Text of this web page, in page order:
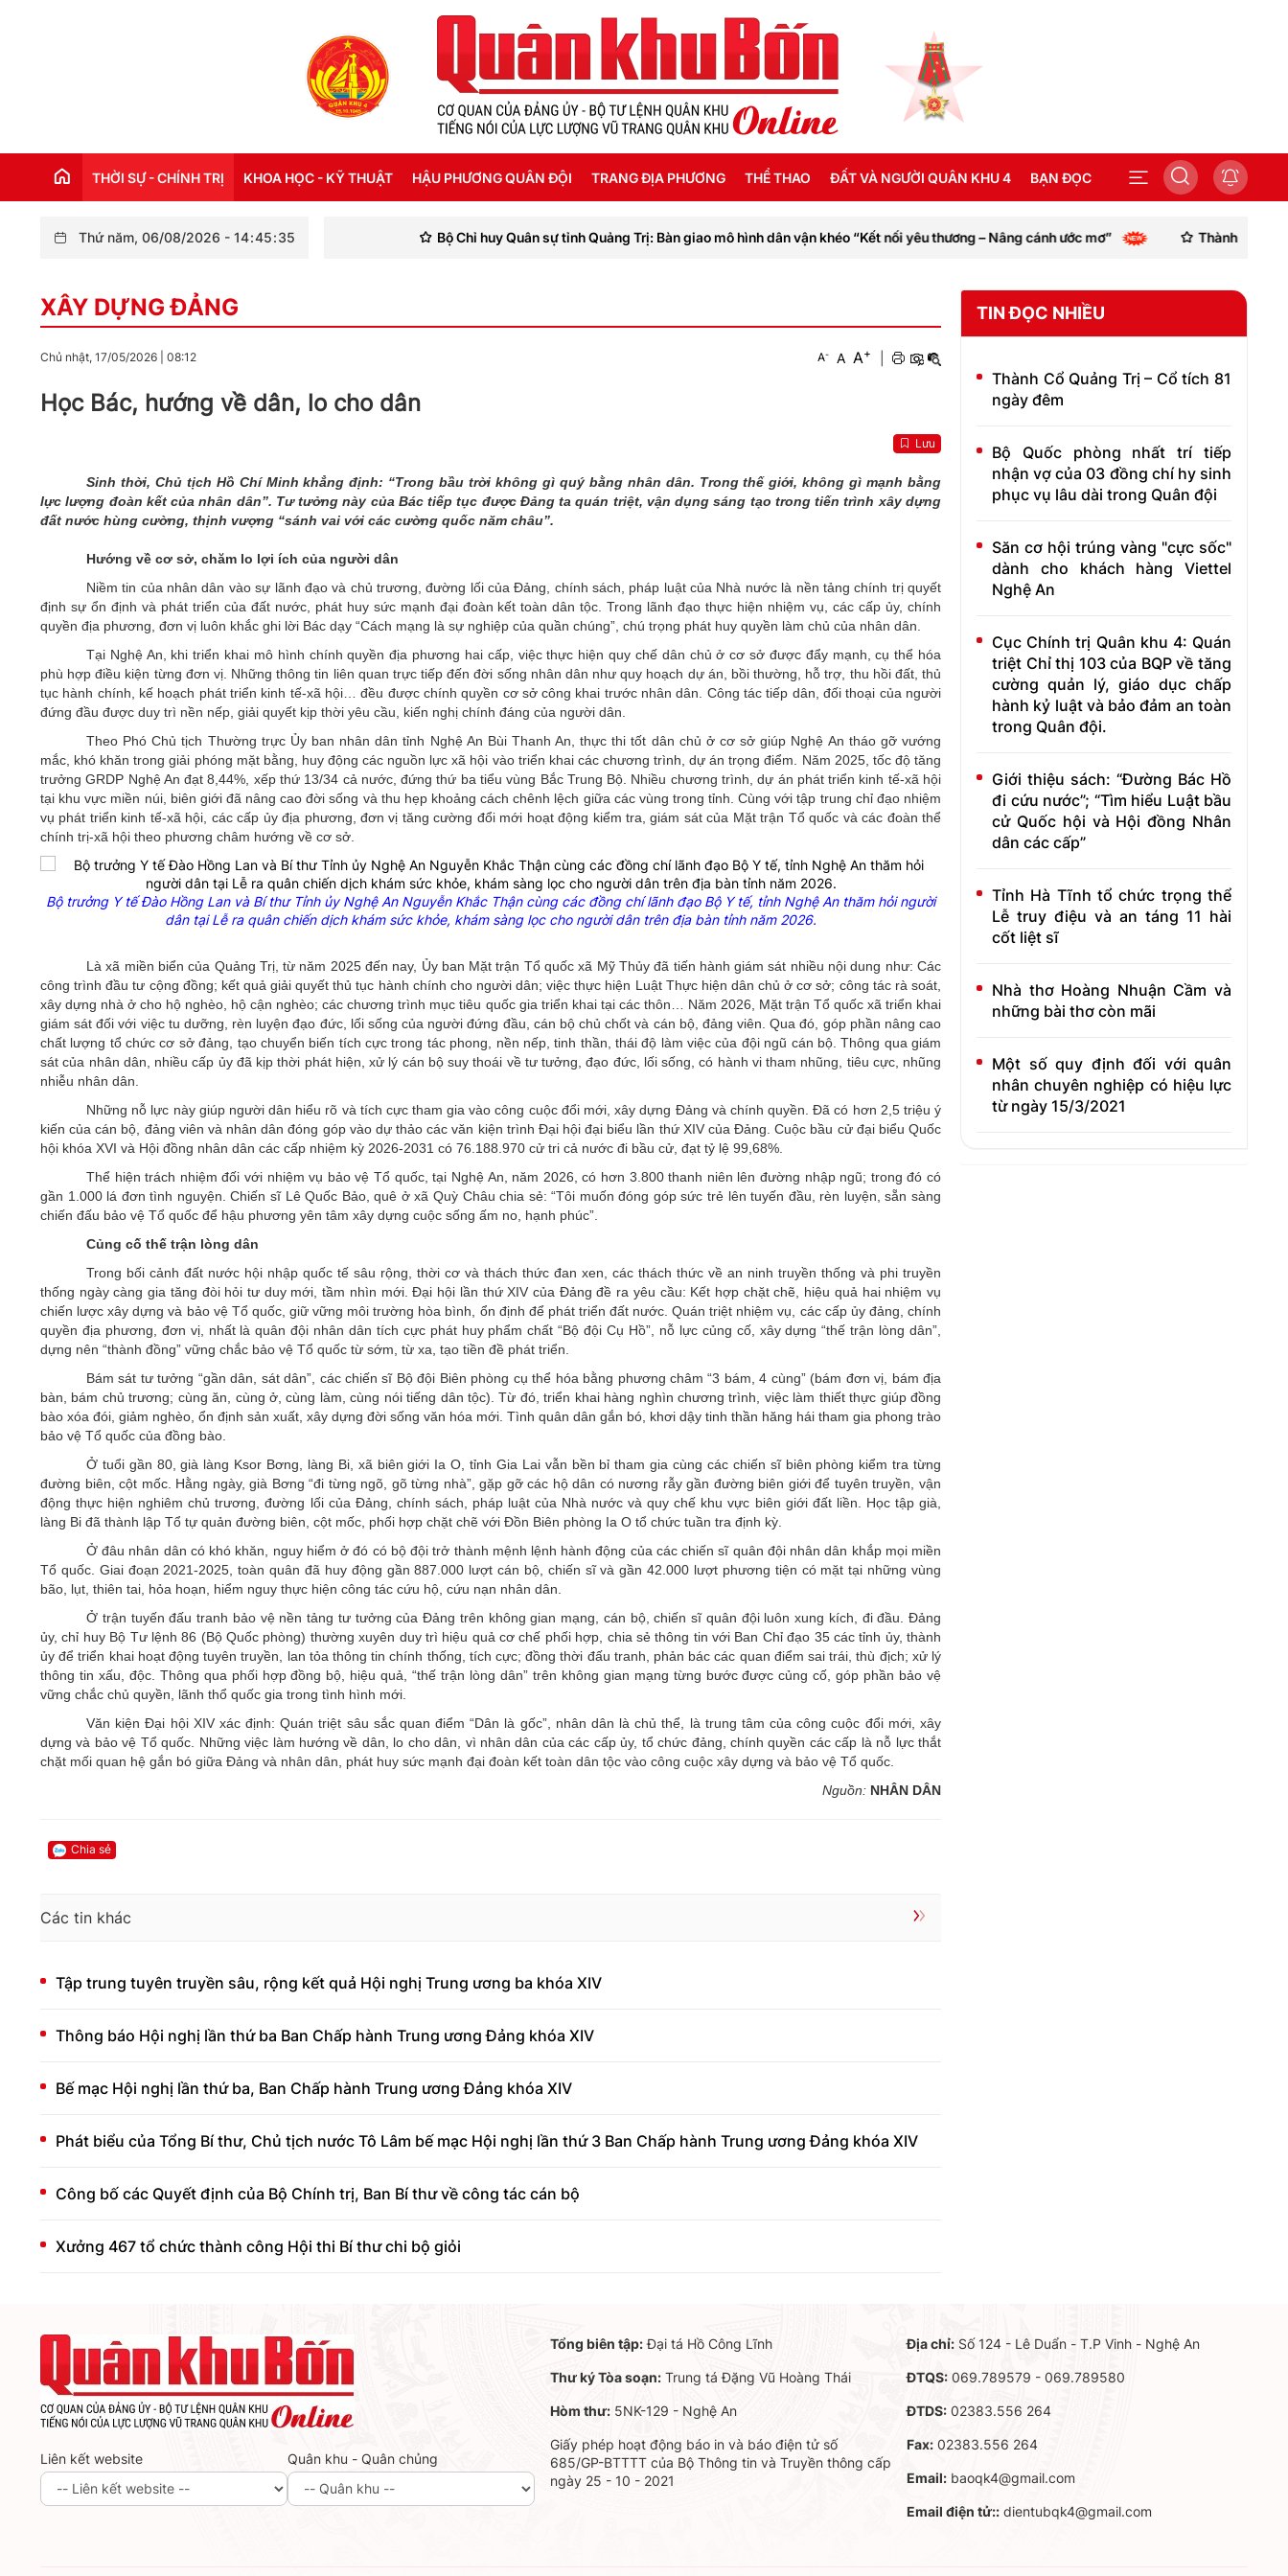
THỜI SỰ - CHÍNH TRỊ
THỜI SỰ QUỐC TẾ
KỶ NIỆM 110 NĂM NGÀY BÁC HỒ RA ĐI
CHÀO MỪNG KỶ NIỆM 75 NĂM NGÀY
TRUYỀN THỐNG LỰC LƯỢNG VŨ TRANG
QUÂN KHU 4 (15/10/1945 - 15/10/2020)
KHOA HỌC - KỸ THUẬT HẬU PHƯƠNG QUÂN ĐỘI TRANG ĐỊA PHƯƠNG THỂ THAO ĐẤT VÀ NGƯỜI QUÂN KHU 4 BẠN ĐỌC
Thứ năm, 06/08/2026 - 14:45:36 Bộ Chỉ huy Quân sự tỉnh Quảng Trị: Bàn giao mô hình dân vận khéo “Kết nối yêu thương – Nâng cánh ước mơ” Thành phố Huế
XÂY DỰNG ĐẢNG
Chủ nhật, 17/05/2026 08:12 A- A A+
Học Bác, hướng về dân, lo cho dân
Lưu
Sinh thời, Chủ tịch Hồ Chí Minh khẳng định: “Trong bầu trời không gì quý bằng nhân dân. Trong thế giới, không gì mạnh bằng
lực lượng đoàn kết của nhân dân”. Tư tưởng này của Bác tiếp tục được Đảng ta quán triệt, vận dụng sáng tạo trong tiến trình xây dựng
đất nước hùng cường, thịnh vượng “sánh vai với các cường quốc năm châu”.
Hướng về cơ sở, chăm lo lợi ích của người dân
Niềm tin của nhân dân vào sự lãnh đạo và chủ trương, đường lối của Đảng, chính sách, pháp luật của Nhà nước là nền tảng chính trị quyết
định sự ổn định và phát triển của đất nước, phát huy sức mạnh đại đoàn kết toàn dân tộc. Trong lãnh đạo thực hiện nhiệm vụ, các cấp ủy, chính
quyền địa phương, đơn vị luôn khắc ghi lời Bác dạy “Cách mạng là sự nghiệp của quần chúng”, chú trọng phát huy quyền làm chủ của nhân dân.
Tại Nghệ An, khi triển khai mô hình chính quyền địa phương hai cấp, việc thực hiện quy chế dân chủ ở cơ sở được đẩy mạnh, cụ thể hóa
phù hợp điều kiện từng đơn vị. Những thông tin liên quan trực tiếp đến đời sống nhân dân như quy hoạch dự án, bồi thường, hỗ trợ, thu hồi đất, thủ
tục hành chính, kế hoạch phát triển kinh tế-xã hội… đều được chính quyền cơ sở công khai trước nhân dân. Công tác tiếp dân, đối thoại của người
đứng đầu được duy trì nền nếp, giải quyết kịp thời yêu cầu, kiến nghị chính đáng của người dân.
Theo Phó Chủ tịch Thường trực Ủy ban nhân dân tỉnh Nghệ An Bùi Thanh An, thực thi tốt dân chủ ở cơ sở giúp Nghệ An tháo gỡ vướng
mắc, khó khăn trong giải phóng mặt bằng, huy động các nguồn lực xã hội vào triển khai các chương trình, dự án trọng điểm. Năm 2025, tốc độ tăng
trưởng GRDP Nghệ An đạt 8,44%, xếp thứ 13/34 cả nước, đứng thứ ba tiểu vùng Bắc Trung Bộ. Nhiều chương trình, dự án phát triển kinh tế-xã hội
tại khu vực miền núi, biên giới đã nâng cao đời sống và thu hẹp khoảng cách chênh lệch giữa các vùng trong tỉnh. Cùng với tập trung chỉ đạo nhiệm
vụ phát triển kinh tế-xã hội, các cấp ủy địa phương, đơn vị tăng cường đổi mới hoạt động kiểm tra, giám sát của Mặt trận Tổ quốc và các đoàn thể
chính trị-xã hội theo phương châm hướng về cơ sở.
Bộ trưởng Y tế Đào Hồng Lan và Bí thư Tỉnh ủy Nghệ An Nguyễn Khắc Thận cùng các đồng chí lãnh đạo Bộ Y tế, tỉnh Nghệ An thăm hỏi người
dân tại Lễ ra quân chiến dịch khám sức khỏe, khám sàng lọc cho người dân trên địa bàn tỉnh năm 2026.
Là xã miền biển của Quảng Trị, từ năm 2025 đến nay, Ủy ban Mặt trận Tổ quốc xã Mỹ Thủy đã tiến hành giám sát nhiều nội dung như: Các
công trình đầu tư cộng đồng; kết quả giải quyết thủ tục hành chính cho người dân; việc thực hiện Luật Thực hiện dân chủ ở cơ sở; công tác rà soát,
xây dựng nhà ở cho hộ nghèo, hộ cận nghèo; các chương trình mục tiêu quốc gia triển khai tại các thôn… Năm 2026, Mặt trận Tổ quốc xã triển khai
giám sát đối với việc tu dưỡng, rèn luyện đạo đức, lối sống của người đứng đầu, cán bộ chủ chốt và cán bộ, đảng viên. Qua đó, góp phần nâng cao
chất lượng tổ chức cơ sở đảng, tạo chuyển biến tích cực trong tác phong, nền nếp, tinh thần, thái độ làm việc của đội ngũ cán bộ. Thông qua giám
sát của nhân dân, nhiều cấp ủy đã kịp thời phát hiện, xử lý cán bộ suy thoái về tư tưởng, đạo đức, lối sống, có hành vi tham nhũng, tiêu cực, nhũng
nhiễu nhân dân.
Những nỗ lực này giúp người dân hiểu rõ và tích cực tham gia vào công cuộc đổi mới, xây dựng Đảng và chính quyền. Đã có hơn 2,5 triệu ý
kiến của cán bộ, đảng viên và nhân dân đóng góp vào dự thảo các văn kiện trình Đại hội đại biểu lần thứ XIV của Đảng. Cuộc bầu cử đại biểu Quốc
hội khóa XVI và Hội đồng nhân dân các cấp nhiệm kỳ 2026-2031 có 76.188.970 cử tri cả nước đi bầu cử, đạt tỷ lệ 99,68%.
Thể hiện trách nhiệm đối với nhiệm vụ bảo vệ Tổ quốc, tại Nghệ An, năm 2026, có hơn 3.800 thanh niên lên đường nhập ngũ; trong đó có
gần 1.000 lá đơn tình nguyện. Chiến sĩ Lê Quốc Bảo, quê ở xã Quỳ Châu chia sẻ: “Tôi muốn đóng góp sức trẻ lên tuyến đầu, rèn luyện, sẵn sàng
chiến đấu bảo vệ Tổ quốc để hậu phương yên tâm xây dựng cuộc sống ấm no, hạnh phúc”.
Củng cố thế trận lòng dân
Trong bối cảnh đất nước hội nhập quốc tế sâu rộng, thời cơ và thách thức đan xen, các thách thức về an ninh truyền thống và phi truyền
thống ngày càng gia tăng đòi hỏi tư duy mới, tầm nhìn mới. Đại hội lần thứ XIV của Đảng đề ra yêu cầu: Kết hợp chặt chẽ, hiệu quả hai nhiệm vụ
chiến lược xây dựng và bảo vệ Tổ quốc, giữ vững môi trường hòa bình, ổn định để phát triển đất nước. Quán triệt nhiệm vụ, các cấp ủy đảng, chính
quyền địa phương, đơn vị, nhất là quân đội nhân dân tích cực phát huy phẩm chất “Bộ đội Cụ Hồ”, nỗ lực củng cố, xây dựng “thế trận lòng dân”,
dựng nên “thành đồng” vững chắc bảo vệ Tổ quốc từ sớm, từ xa, tạo tiền đề phát triển.
Bám sát tư tưởng “gần dân, sát dân”, các chiến sĩ Bộ đội Biên phòng cụ thể hóa bằng phương châm “3 bám, 4 cùng” (bám đơn vị, bám địa
bàn, bám chủ trương; cùng ăn, cùng ở, cùng làm, cùng nói tiếng dân tộc). Từ đó, triển khai hàng nghìn chương trình, việc làm thiết thực giúp đồng
bào xóa đói, giảm nghèo, ổn định sản xuất, xây dựng đời sống văn hóa mới. Tình quân dân gắn bó, khơi dậy tinh thần hăng hái tham gia phong trào
bảo vệ Tổ quốc của đồng bào.
Ở tuổi gần 80, già làng Ksor Bơng, làng Bi, xã biên giới Ia O, tỉnh Gia Lai vẫn bền bỉ tham gia cùng các chiến sĩ biên phòng kiểm tra từng
đường biên, cột mốc. Hằng ngày, già Bơng “đi từng ngõ, gõ từng nhà”, gặp gỡ các hộ dân có nương rẫy gần đường biên giới để tuyên truyền, vận
động thực hiện nghiêm chủ trương, đường lối của Đảng, chính sách, pháp luật của Nhà nước và quy chế khu vực biên giới đất liền. Học tập già,
làng Bi đã thành lập Tổ tự quản đường biên, cột mốc, phối hợp chặt chẽ với Đồn Biên phòng Ia O tổ chức tuần tra định kỳ.
Ở đâu nhân dân có khó khăn, nguy hiểm ở đó có bộ đội trở thành mệnh lệnh hành động của các chiến sĩ quân đội nhân dân khắp mọi miền
Tổ quốc. Giai đoạn 2021-2025, toàn quân đã huy động gần 887.000 lượt cán bộ, chiến sĩ và gần 42.000 lượt phương tiện có mặt tại những vùng
bão, lụt, thiên tai, hỏa hoạn, hiểm nguy thực hiện công tác cứu hộ, cứu nạn nhân dân.
Ở trận tuyến đấu tranh bảo vệ nền tảng tư tưởng của Đảng trên không gian mạng, cán bộ, chiến sĩ quân đội luôn xung kích, đi đầu. Đảng
ủy, chỉ huy Bộ Tư lệnh 86 (Bộ Quốc phòng) thường xuyên duy trì hiệu quả cơ chế phối hợp, chia sẻ thông tin với Ban Chỉ đạo 35 các tỉnh ủy, thành
ủy để triển khai hoạt động tuyên truyền, lan tỏa thông tin chính thống, tích cực; đồng thời đấu tranh, phản bác các quan điểm sai trái, thù địch; xử lý
thông tin xấu, độc. Thông qua phối hợp đồng bộ, hiệu quả, “thế trận lòng dân” trên không gian mạng từng bước được củng cố, góp phần bảo vệ
vững chắc chủ quyền, lãnh thổ quốc gia trong tình hình mới.
Văn kiện Đại hội XIV xác định: Quán triệt sâu sắc quan điểm “Dân là gốc”, nhân dân là chủ thể, là trung tâm của công cuộc đổi mới, xây
dựng và bảo vệ Tổ quốc. Những việc làm hướng về dân, lo cho dân, vì nhân dân của các cấp ủy, tổ chức đảng, chính quyền các cấp là nỗ lực thắt
chặt mối quan hệ gắn bó giữa Đảng và nhân dân, phát huy sức mạnh đại đoàn kết toàn dân tộc vào công cuộc xây dựng và bảo vệ Tổ quốc.
Nguồn: NHÂN DÂN
Chia sẻ
Các tin khác
Tập trung tuyên truyền sâu, rộng kết quả Hội nghị Trung ương ba khóa XIV
Thông báo Hội nghị lần thứ ba Ban Chấp hành Trung ương Đảng khóa XIV
Bế mạc Hội nghị lần thứ ba, Ban Chấp hành Trung ương Đảng khóa XIV
Phát biểu của Tổng Bí thư, Chủ tịch nước Tô Lâm bế mạc Hội nghị lần thứ 3 Ban Chấp hành Trung ương Đảng khóa XIV
Công bố các Quyết định của Bộ Chính trị, Ban Bí thư về công tác cán bộ
Xưởng 467 tổ chức thành công Hội thi Bí thư chi bộ giỏi
TIN ĐỌC NHIỀU
Thành Cổ Quảng Trị – Cổ tích 81
ngày đêm
Bộ Quốc phòng nhất trí tiếp
nhận vợ của 03 đồng chí hy sinh
phục vụ lâu dài trong Quân đội
Săn cơ hội trúng vàng "cực sốc"
dành cho khách hàng Viettel
Nghệ An
Cục Chính trị Quân khu 4: Quán
triệt Chỉ thị 103 của BQP về tăng
cường quản lý, giáo dục chấp
hành kỷ luật và bảo đảm an toàn
trong Quân đội.
Giới thiệu sách: “Đường Bác Hồ
đi cứu nước”; “Tìm hiểu Luật bầu
cử Quốc hội và Hội đồng Nhân
dân các cấp”
Tỉnh Hà Tĩnh tổ chức trọng thể
Lễ truy điệu và an táng 11 hài
cốt liệt sĩ
Nhà thơ Hoàng Nhuận Cầm và
những bài thơ còn mãi
Một số quy định đối với quân
nhân chuyên nghiệp có hiệu lực
từ ngày 15/3/2021
Liên kết website Quân khu - Quân chủng
Tổng biên tập:Đại tá Hồ Công Lĩnh
Thư ký Tòa soạn:Trung tá Đặng Vũ Hoàng Thái
Hòm thư:5NK-129 - Nghệ An
Giấy phép hoạt động báo in và báo điện tử số
685/GP-BTTTT của Bộ Thông tin và Truyền thông cấp
ngày 25 - 10 - 2021
Địa chỉ:Số 124 - Lê Duẩn - T.P Vinh - Nghệ An
ĐTQS:069.789579 - 069.789580
ĐTDS:02383.556 264
Fax:02383.556 264
Email:baoqk4@gmail.com
Email điện tử::dientubqk4@gmail.com